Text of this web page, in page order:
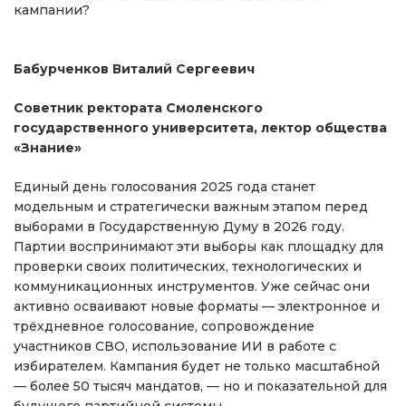
кампании?
Бабурченков Виталий Сергеевич
Советник ректората Смоленского
государственного университета, лектор общества
«Знание»
Единый день голосования 2025 года станет
модельным и стратегически важным этапом перед
выборами в Государственную Думу в 2026 году.
Партии воспринимают эти выборы как площадку для
проверки своих политических, технологических и
коммуникационных инструментов. Уже сейчас они
активно осваивают новые форматы — электронное и
трёхдневное голосование, сопровождение
участников СВО, использование ИИ в работе с
избирателем. Кампания будет не только масштабной
— более 50 тысяч мандатов, — но и показательной для